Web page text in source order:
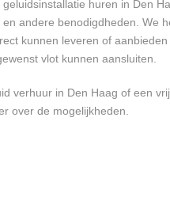
huren in Den
andere benodigdheden. We
kunnen leveren of
vlot kunnen aansluiten.
verhuur in Den Haag of een
over de mogelijkheden.